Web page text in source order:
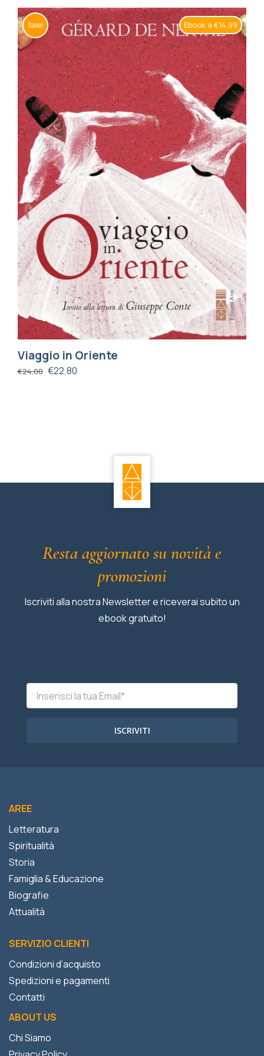
BIOGRAFIE
ATTUALITÀ
Ebook a €14,99
Sale!
Viaggio in Oriente
€24,00 €22,80
Resta aggiornato su novità e
promozioni
Iscriviti alla nostra Newsletter e riceverai subito un
ebook gratuito!
ISCRIVITI
AREE
Letteratura
Spiritualità
Storia
Famiglia & Educazione
Biografie
Attualità
SERVIZIO CLIENTI
Condizioni d’acquisto
Spedizioni e pagamenti
Contatti
ABOUT US
Chi Siamo